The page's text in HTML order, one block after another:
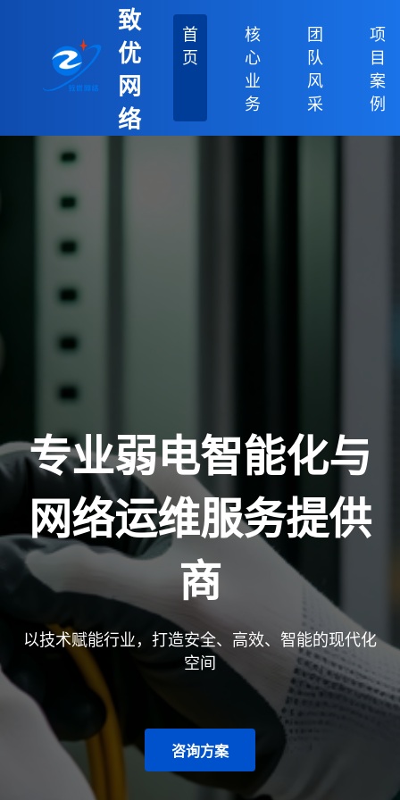
致
优
网
络
首
页
核
心
业
务
团
队
风
采
项
目
案
例
专业弱电智能化与
网络运维服务提供
商
以技术赋能行业，打造安全、高效、智能的现代化
空间
咨询方案